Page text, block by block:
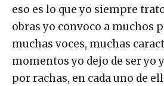
eso es lo que yo siempre
obras yo convoco a muchos
muchas voces, muchas
momentos yo dejo de ser yo
por rachas, en cada uno de